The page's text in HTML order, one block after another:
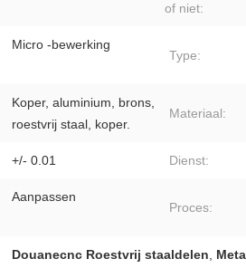
of niet:
Micro -bewerking
Type:
Koper, aluminium, brons,
roestvrij staal, koper.
Materiaal:
+/- 0.01 Dienst:
Aanpassen
Proces:
Douanecnc Roestvrij staaldelen,